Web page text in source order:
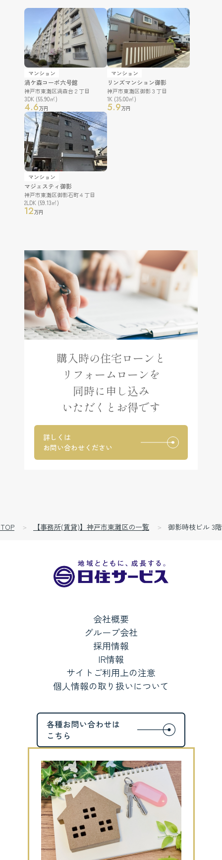
マンション
渦ケ森コーポ六号館
神戸市東灘区渦森台２丁目
3DK (55.90㎡)
4.6万円
マンション
リンズマンション御影
神戸市東灘区御影３丁目
1K (35.00㎡)
5.9万円
マンション
マジェスティ御影
神戸市東灘区御影石町４丁目
2LDK (59.13㎡)
12万円
購入時の住宅ローンと
リフォームローンを
同時に申し込み
いただくとお得です
詳しくは
お問い合わせください
【事務所(賃貸)】神戸市東灘区の一覧 御影時枝ビル 3階
会社概要
グループ会社
採用情報
IR情報
サイトご利用上の注意
個人情報の取り扱いについて